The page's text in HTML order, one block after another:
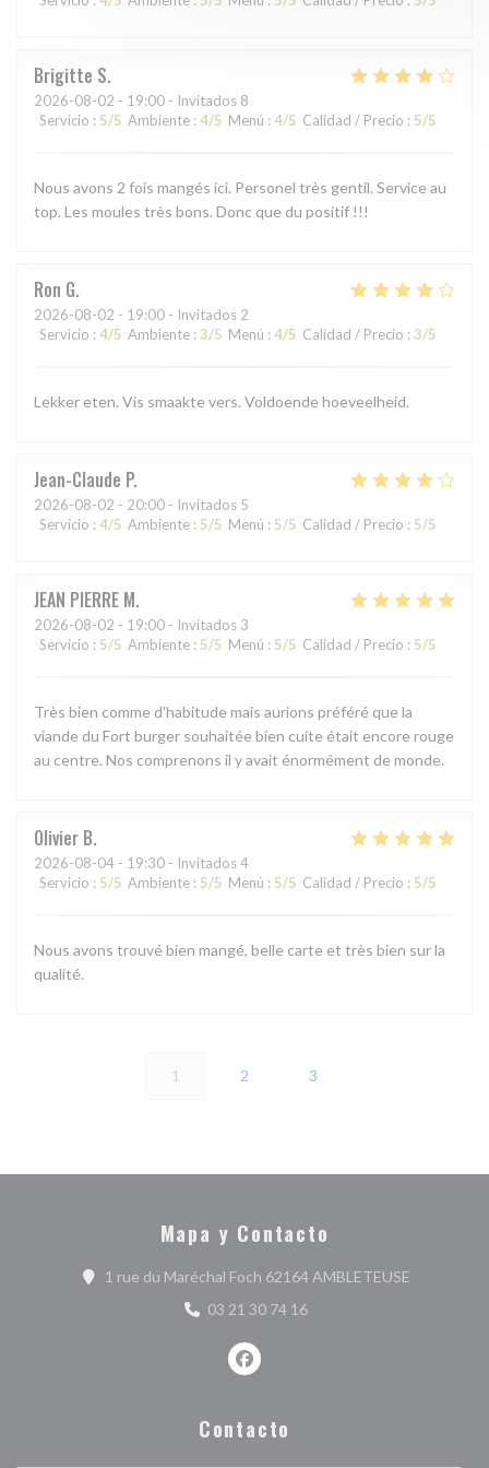
Brigitte S
2026-08-02 - 19:00 - Invitados 8
Servicio : 5/5 Ambiente : 4/5 Menú : 4/5 Calidad / Precio : 5/5
Nous avons 2 fois mangés ici. Personel très gentil. Service au
top. Les moules très bons. Donc que du positif !!!
Ron G
2026-08-02 - 19:00 - Invitados 2
Servicio : 4/5 Ambiente : 3/5 Menú : 4/5 Calidad / Precio : 3/5
Lekker eten. Vis smaakte vers. Voldoende hoeveelheid.
Jean-Claude P
2026-08-02 - 20:00 - Invitados 5
Servicio : 4/5 Ambiente : 5/5 Menú : 5/5 Calidad / Precio : 5/5
JEAN PIERRE M
2026-08-02 - 19:00 - Invitados 3
Servicio : 5/5 Ambiente : 5/5 Menú : 5/5 Calidad / Precio : 5/5
Très bien comme d'habitude mais aurions préféré que la
viande du Fort burger souhaitée bien cuite était encore rouge
au centre. Nos comprenons il y avait énormément de monde.
Olivier B
2026-08-04 - 19:30 - Invitados 4
Servicio : 5/5 Ambiente : 5/5 Menú : 5/5 Calidad / Precio : 5/5
Nous avons trouvé bien mangé, belle carte et très bien sur la
qualité.
1 2 3
Mapa y Contacto
1 rue du Maréchal Foch 62164 AMBLETEUSE((abre en
03 21 30 74 16
Facebook ((abre en una nueva
Contacto